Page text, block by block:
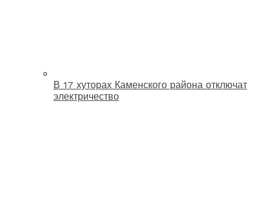
В 17 хуторах Каменского района отключат
электричество